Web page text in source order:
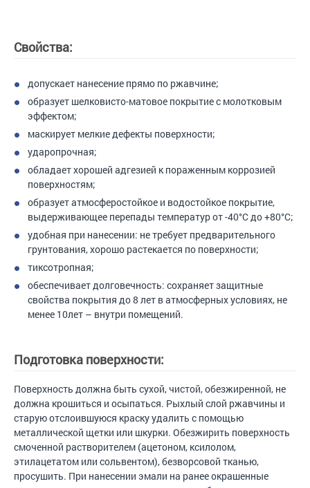
Свойства:
допускает нанесение прямо по ржавчине;
образует шелковисто-матовое покрытие с молотковым
эффектом;
маскирует мелкие дефекты поверхности;
ударопрочная;
обладает хорошей адгезией к пораженным коррозией
поверхностям;
образует атмосферостойкое и водостойкое покрытие,
выдерживающее перепады температур от -40°С до +80°С;
удобная при нанесении: не требует предварительного
грунтования, хорошо растекается по поверхности;
тиксотропная;
обеспечивает долговечность: сохраняет защитные
свойства покрытия до 8 лет в атмосферных условиях, не
менее 10лет – внутри помещений.
Подготовка поверхности:
Поверхность должна быть сухой, чистой, обезжиренной, не
должна крошиться и осыпаться. Рыхлый слой ржавчины и
старую отслоившуюся краску удалить с помощью
металлической щетки или шкурки. Обезжирить поверхность
смоченной растворителем (ацетоном, ксилолом,
этилацетатом или сольвентом), безворсовой тканью,
просушить. При нанесении эмали на ранее окрашенные